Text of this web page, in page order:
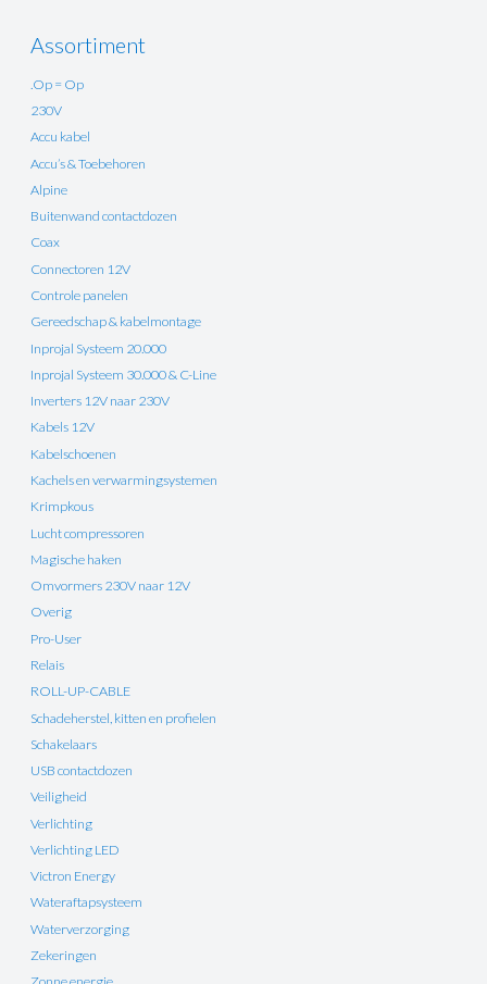
Assortiment
.Op = Op
230V
Accu kabel
Accu’s & Toebehoren
Alpine
Buitenwand contactdozen
Coax
Connectoren 12V
Controle panelen
Gereedschap & kabelmontage
Inprojal Systeem 20.000
Inprojal Systeem 30.000 & C-Line
Inverters 12V naar 230V
Kabels 12V
Kabelschoenen
Kachels en verwarmingsystemen
Krimpkous
Lucht compressoren
Magische haken
Omvormers 230V naar 12V
Overig
Pro-User
Relais
ROLL-UP-CABLE
Schadeherstel, kitten en profielen
Schakelaars
USB contactdozen
Veiligheid
Verlichting
Verlichting LED
Victron Energy
Wateraftapsysteem
Waterverzorging
Zekeringen